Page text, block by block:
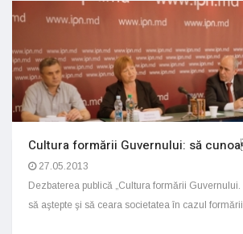
Cultura formării Guvernului: să
27.05.2013
Dezbaterea publică „Cultura formării
să aştepte şi să ceara societatea în cazul